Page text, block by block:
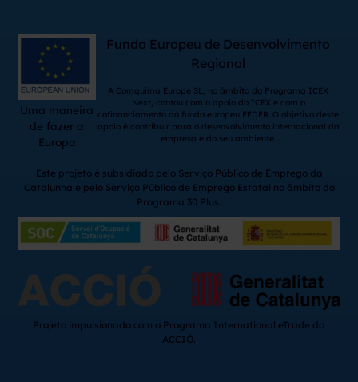
Uma maneira
de fazer a
Europa
Fundo Europeu de Desenvolvimento
Regional
A Comquima Europe SL, no âmbito do Programa ICEX
Next, contou com o apoio do ICEX e com o
cofinanciamento do fundo europeu FEDER. O objetivo deste
apoio é contribuir para o desenvolvimento internacional da
empresa e do seu ambiente.
Este projeto é subsidiado pelo Serviço Público de Emprego da
Catalunha e pelo Serviço Público de Emprego Estatal no âmbito do
Programa 30 Plus.
Projeto impulsionado com o Programa International eTrade da
ACCIÓ.